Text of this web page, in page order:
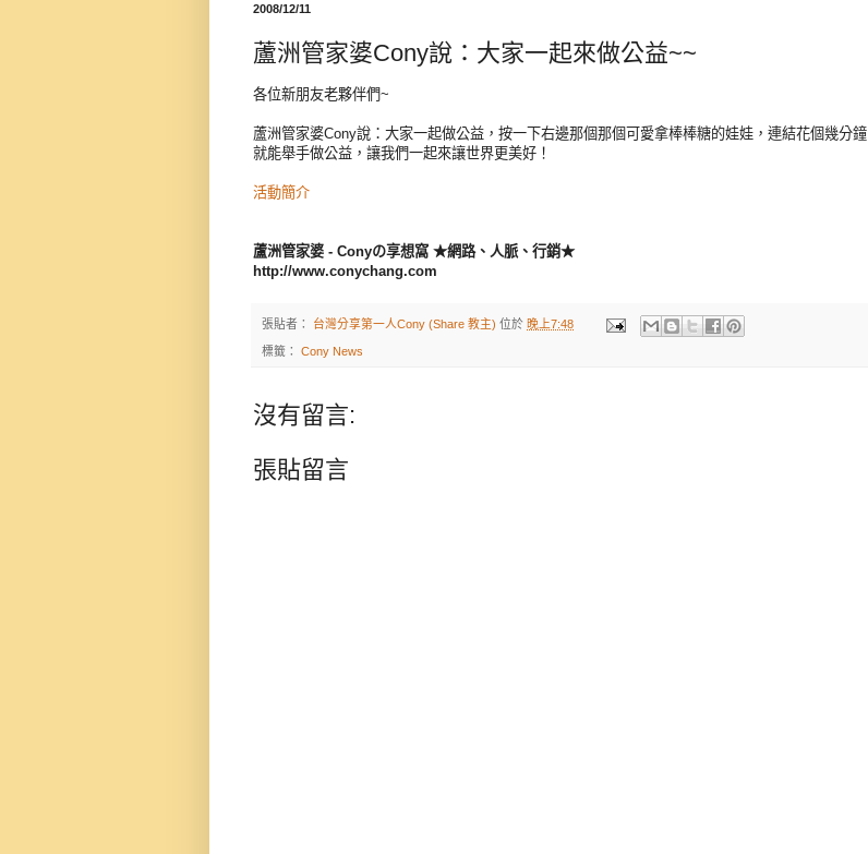
2008/12/11
蘆洲管家婆Cony說：大家一起來做公益~~
各位新朋友老夥伴們~
蘆洲管家婆Cony說：大家一起做公益，按一下右邊那個那個可愛拿棒棒糖的娃娃，連結花個幾分鐘
就能舉手做公益，讓我們一起來讓世界更美好！
活動簡介
蘆洲管家婆 - Conyの享想窩 ★網路、人脈、行銷★
http://www.conychang.com
張貼者： 台灣分享第一人Cony (Share 教主) 位於 晚上7:48
標籤： Cony News
沒有留言:
張貼留言